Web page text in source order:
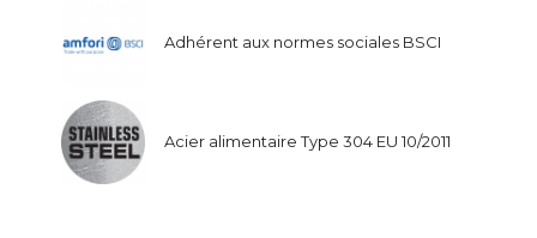
Adhérent aux normes sociales BSCI
Acier alimentaire Type 304 EU 10/2011